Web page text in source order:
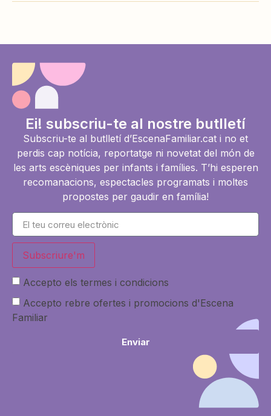
Ei! subscriu-te al nostre butlletí
Subscriu-te al butlletí d’EscenaFamiliar.cat i no et
perdis cap notícia, reportatge ni novetat del món de
les arts escèniques per infants i famílies. T’hi esperen
recomanacions, espectacles programats i moltes
propostes per gaudir en família!
Subscriure'm
Accepto els termes i condicions
Accepto rebre ofertes i promocions d'Escena
Familiar
Enviar